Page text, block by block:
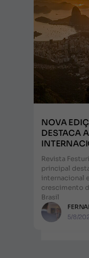
NOVA
DESTACA
Revista
principal
internacional
crescimento
Brasil
5/8/